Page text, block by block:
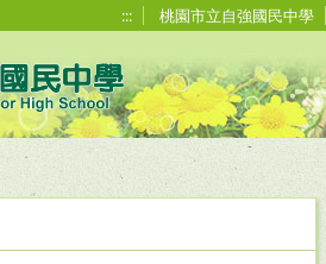
::: 桃園市立自強國民中學